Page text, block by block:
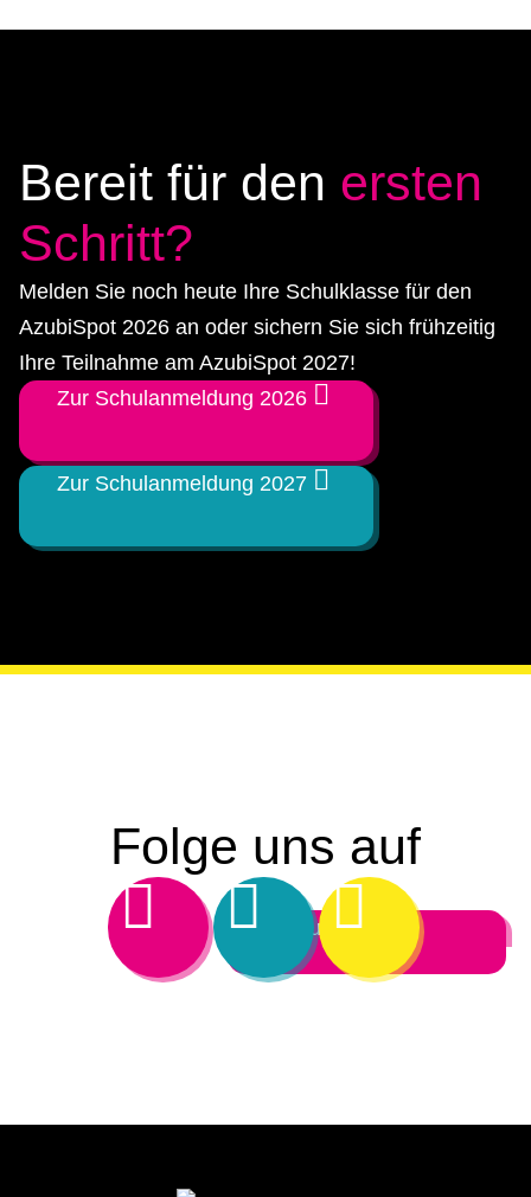
Bereit für den ersten
Schritt?
Melden Sie noch heute Ihre Schulklasse für den
AzubiSpot 2026 an oder sichern Sie sich frühzeitig
Ihre Teilnahme am AzubiSpot 2027!
Zur Schulanmeldung 2026
Zur Schulanmeldung 2027
Folge uns auf
Ich bin Aussteller